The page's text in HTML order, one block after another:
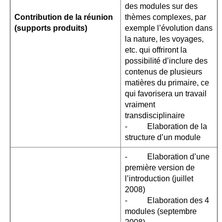
Contribution de la réunion
(supports produits)
des modules sur des
thèmes complexes, par
exemple l’évolution dans
la nature, les voyages,
etc. qui offriront la
possibilité d’inclure des
contenus de plusieurs
matières du primaire, ce
qui favorisera un travail
vraiment
transdisciplinaire
- Elaboration de la
structure d’un module
- Elaboration d’une
première version de
l’introduction (juillet
2008)
- Elaboration des 4
modules (septembre